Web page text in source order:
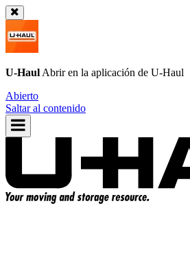
U-Haul Abrir en la aplicación de U-Haul
Abierto
Saltar al contenido